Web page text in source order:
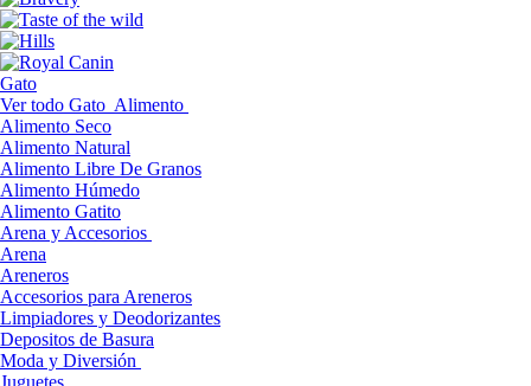
Gato
Ver todo Gato Alimento
Alimento Seco
Alimento Natural
Alimento Libre De Granos
Alimento Húmedo
Alimento Gatito
Arena y Accesorios
Arena
Areneros
Accesorios para Areneros
Limpiadores y Deodorizantes
Depositos de Basura
Moda y Diversión
Juguetes